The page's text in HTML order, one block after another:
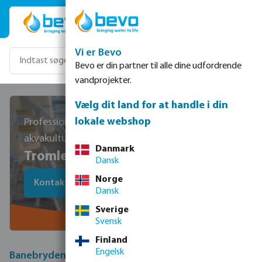
Gå til hovedindhold
Professionel vandbehandling til RAS- og
akvakultursystemer med gennemstrømning
Tromlefiltre
Kontakt os for priser
Banebrydende tromlefiltre udviklet til
Vi er Bevo
Bevo er din partner til alle dine udfordrende
vandprojekter.
Vælg dit land for at handle i din
lokale webshop
Danmark
Dansk
Norge
Dansk
Sverige
Svensk
Finland
Engelsk